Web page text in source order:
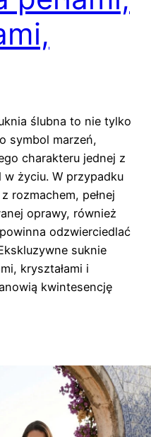
ślubna to nie tylko
symbol marzeń,
charakteru jednej z
życiu. W przypadku
rozmachem, pełnej
oprawy, również
odzwierciedlać
suknie
kryształami i
kwintesencję